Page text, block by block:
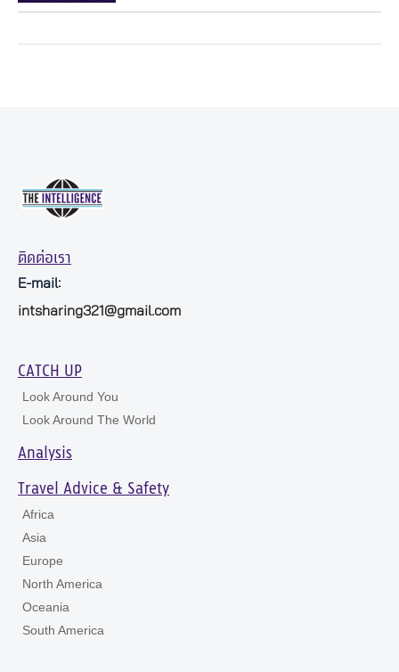
ติดต่อเรา
E-mail:
intsharing321@gmail.com
CATCH UP
Look Around You
Look Around The World
Analysis
Travel Advice & Safety
Africa
Asia
Europe
North America
Oceania
South America